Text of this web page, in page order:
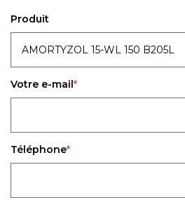
Produit
Votre e-mail
Téléphone